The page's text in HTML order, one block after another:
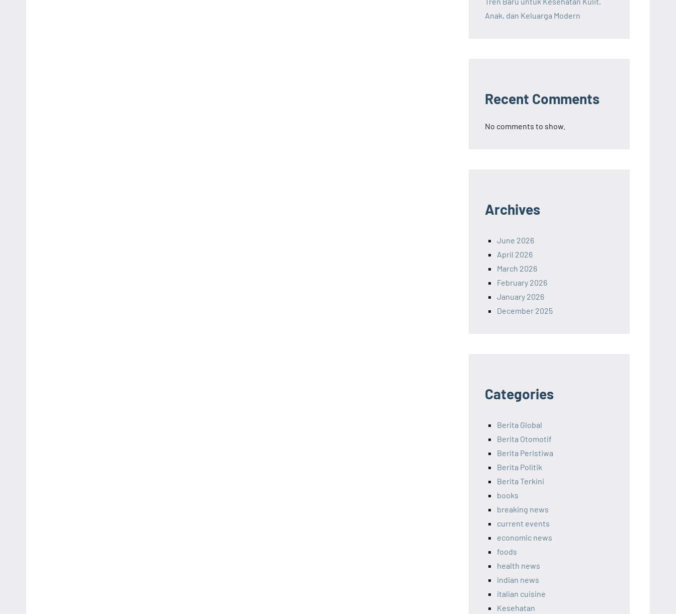
Anak, dan Keluarga Modern
Recent Comments
No comments to show.
Archives
June 2026
April 2026
March 2026
February 2026
January 2026
December 2025
Categories
Berita Global
Berita Otomotif
Berita Peristiwa
Berita Politik
Berita Terkini
books
breaking news
current events
economic news
foods
health news
indian news
italian cuisine
Kesehatan